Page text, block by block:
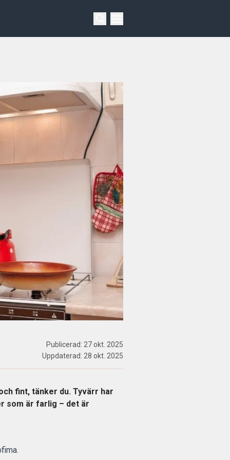
Publicerad: 27 okt. 2025
Uppdaterad: 28 okt. 2025
fint, tänker du. Tyvärr har
som är farlig – det är